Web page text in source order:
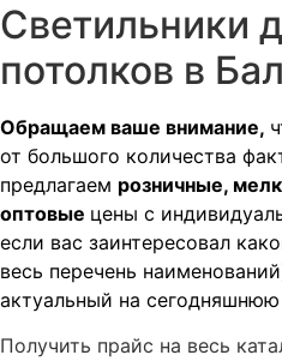
Светильники
потолков в
Обращаем ваше внимание,
от большого количества
предлагаем розничные,
оптовые цены с
если вас заинтересовал
весь перечень
актуальный на сегодняшнюю
Получить прайс на весь